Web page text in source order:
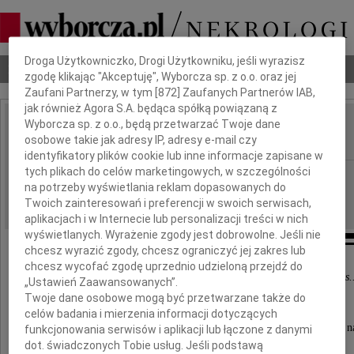
Nekrologi Odeszli Poradnik pogrzebowy
IMIĘ I NAZWISKO: Marek Woźniczka
REGION: Gdańsk
DATA EMISJI: 22.09.2011
"Ci, co odchodzą, wciąż z nami są i żyją obok
Z głębokim żalem zawiadamiamy,
że 20 września 2011 roku zmarł ukochany przez
Dbamy o Twoją prywatność
Droga Użytkowniczko, Drogi Użytkowniku, jeśli wyrazisz
zgodę klikając "Akceptuję", Wyborcza sp. z o.o. oraz jej
Zaufani Partnerzy, w tym [872 ] Zaufanych Partnerów IAB,
jak również Agora S.A. będąca spółką powiązaną z
Wyborcza sp. z o.o., będą przetwarzać Twoje dane
osobowe takie jak adresy IP, adresy e-mail czy
identyfikatory plików cookie lub inne informacje zapisane w
tych plikach do celów marketingowych, w szczególności
na potrzeby wyświetlania reklam dopasowanych do
Twoich zainteresowań i preferencji w swoich serwisach,
aplikacjach i w Internecie lub personalizacji treści w nich
wyświetlanych. Wyrażenie zgody jest dobrowolne. Jeśli nie
chcesz wyrazić zgody, chcesz ograniczyć jej zakres lub
chcesz wycofać zgodę uprzednio udzieloną przejdź do
„Ustawień Zaawansowanych”.
Twoje dane osobowe mogą być przetwarzane także do
celów badania i mierzenia informacji dotyczących
funkcjonowania serwisów i aplikacji lub łączone z danymi
dot. świadczonych Tobie usług. Jeśli podstawą